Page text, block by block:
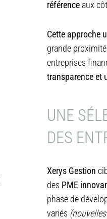
référence aux
Cette approche
grande
entreprises
transparence et
UNE
DES
Xerys Gestion
des PME
phase de
variés